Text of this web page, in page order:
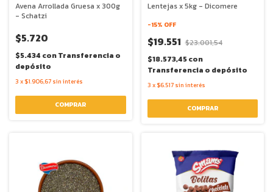
Avena Arrollada Gruesa x 300g
- Schatzi
$5.720
$5.434 conTransferencia o
depósito
3 x $1.906,67 sin interés
Lentejas x 5kg - Dicomere
-15% OFF
$19.551 $23.001,54
$18.573,45con
Transferencia o depósito
3 x $6.517 sin interés